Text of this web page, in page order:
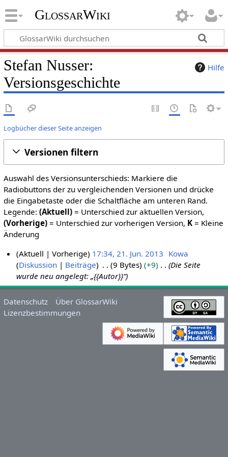
GlossarWiki
Hilfe
Stefan Nusser:
Versionsgeschichte
Logbücher dieser Seite anzeigen
Versionen filtern
Auswahl des Versionsunterschieds: Markiere die
Radiobuttons der zu vergleichenden Versionen und drücke
die Eingabetaste oder die Schaltfläche am unteren Rand.
Legende: (Aktuell)= Unterschied zur aktuellen Version,
(Vorherige)= Unterschied zur vorherigen Version, K= Kleine
Änderung
.
J
u
Aktuell Vorherige 17:34, 21. Jun. 2013 Kowa
Diskussion
Beiträge 9 Bytes +9
Die Seite
wurde neu angelegt: „{{Autor}}“
Datenschutz
Über GlossarWiki
Lizenzbestimmungen